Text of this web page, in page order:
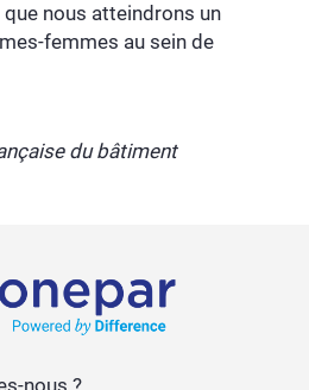
nous atteindrons un
femmes au sein de
du bâtiment